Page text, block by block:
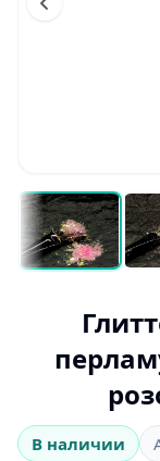
В наличии